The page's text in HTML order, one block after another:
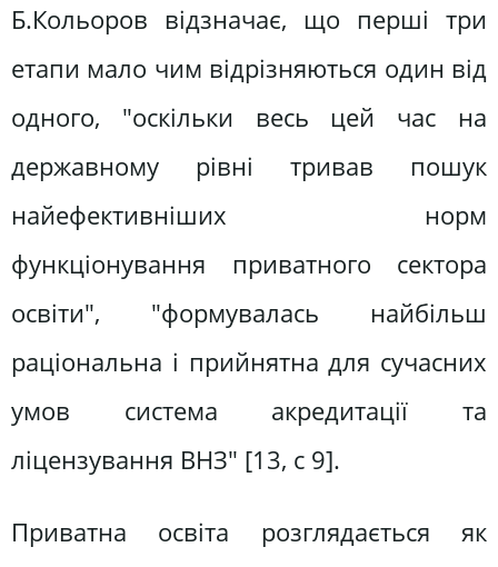
Б.Кольоров відзначає, що перші три
етапи мало чим відрізняються один від
одного, "оскільки весь цей час на
державному рівні тривав пошук
найефективніших норм
функціонування приватного сектора
освіти", "формувалась найбільш
раціональна і прийнятна для сучасних
умов система акредитації та
ліцензування ВНЗ" [13, с 9].
Приватна освіта розглядається як